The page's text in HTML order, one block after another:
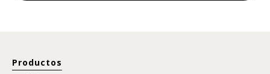
Productos